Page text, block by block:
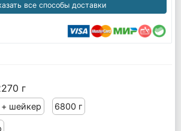
все способы доставки
г
+ шейкер 6800 г